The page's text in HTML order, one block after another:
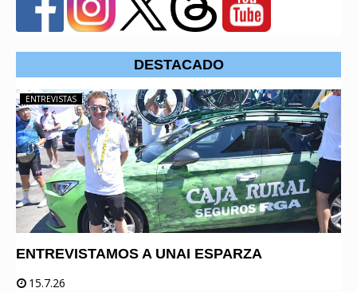
DESTACADO
ENTREVISTAS
ENTREVISTAMOS A UNAI ESPARZA
15.7.26